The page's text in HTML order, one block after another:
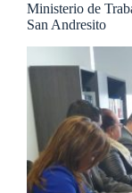
Ministerio de
San Andresito